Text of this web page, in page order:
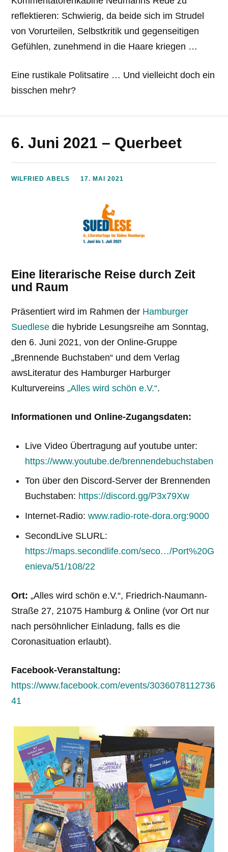
reflektieren: Schwierig, da beide sich im Strudel
von Vorurteilen, Selbstkritik und gegenseitigen
Gefühlen, zunehmend in die Haare kriegen …
Eine rustikale Politsatire … Und vielleicht doch ein
bisschen mehr?
6. Juni 2021 – Querbeet
WILFRIED ABELS 17. MAI 2021
Eine literarische Reise durch Zeit
und Raum
Präsentiert wird im Rahmen der Hamburger
Suedlese die hybride Lesungsreihe am Sonntag,
den 6. Juni 2021, von der Online-Gruppe
„Brennende Buchstaben“ und dem Verlag
awsLiteratur des Hamburger Harburger
Kulturvereins„Alles wird schön e.V.“.
Informationen und Online-Zugangsdaten:
Live Video Übertragung auf youtube unter:
https://www.youtube.de/brennendebuchstaben
Ton über den Discord-Server der Brennenden
Buchstaben: https://discord.gg/P3x79Xw
Internet-Radio: www.radio-rote-dora.org:9000
SecondLive SLURL:
https://maps.secondlife.com/seco…/Port%20G
enieva/51/108/22
Ort: „Alles wird schön e.V.“, Friedrich-Naumann-
Straße 27, 21075 Hamburg & Online (vor Ort nur
nach persöhnlicher Einladung, falls es die
Coronasituation erlaubt).
Facebook-Veranstaltung:
https://www.facebook.com/events/3036078112736
41